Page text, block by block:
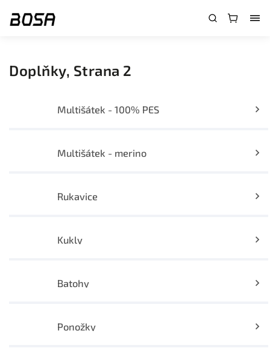
Doplňky, Strana 2
Multišátek - 100% PES
Multišátek - merino
Rukavice
Kukly
Batohy
Ponožky